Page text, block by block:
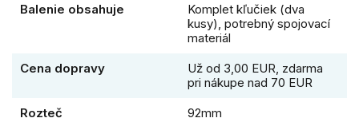
Balenie obsahuje
Komplet kľučiek (dva
kusy), potrebný spojovací
materiál
Cena dopravy
Už od 3,00 EUR, zdarma
pri nákupe nad 70 EUR
Rozteč
92mm